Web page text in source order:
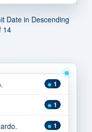
Date in Descending
14
1
1
1